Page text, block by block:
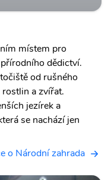
místem pro
dědictví.
od rušného
a zvířat.
jezírek a
se nachází jen
o Národní zahrada